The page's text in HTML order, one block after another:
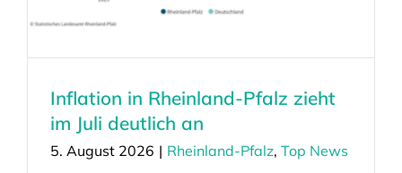
Inflation in Rheinland-Pfalz zieht
im Juli deutlich an
5. August 2026 | Rheinland-Pfalz, Top News